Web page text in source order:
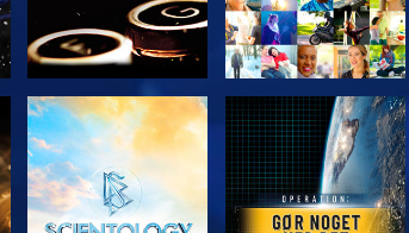
SE UDFORSK SERIEN